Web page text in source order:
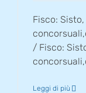
Fisco:
/ Fisco:
Leggi di più